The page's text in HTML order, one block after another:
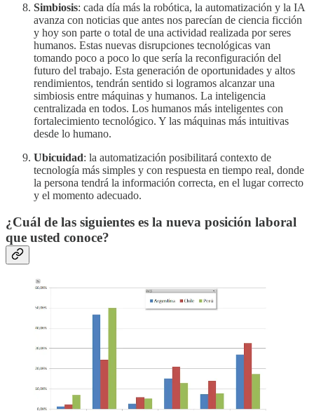
Simbiosis: cada día más la robótica, la automatización y la IA
avanza con noticias que antes nos parecían de ciencia ficción
y hoy son parte o total de una actividad realizada por seres
humanos. Estas nuevas disrupciones tecnológicas van
tomando poco a poco lo que sería la reconfiguración del
futuro del trabajo. Esta generación de oportunidades y altos
rendimientos, tendrán sentido si logramos alcanzar una
simbiosis entre máquinas y humanos. La inteligencia
centralizada en todos. Los humanos más inteligentes con
fortalecimiento tecnológico. Y las máquinas más intuitivas
desde lo humano.
Ubicuidad: la automatización posibilitará contexto de
tecnología más simples y con respuesta en tiempo real, donde
la persona tendrá la información correcta, en el lugar correcto
y el momento adecuado.
¿Cuál de las siguientes es la nueva posición laboral
que usted conoce?